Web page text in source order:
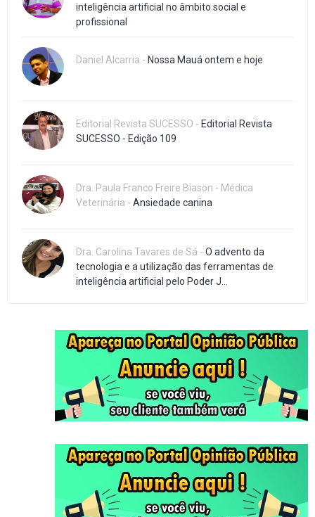
inteligência artificial no âmbito social e
profissional
Daniel Alcarria - Nossa Mauá ontem e hoje
Editorial Revista SUCESSO - Editorial Revista
SUCESSO - Edição 109
Dra. Paula Franco Freire Biason - Médica
Veterinária - Ansiedade canina
Dra. Carolina Tavares de Sá - O advento da
tecnologia e a utilização das ferramentas de
inteligência artificial pelo Poder J...